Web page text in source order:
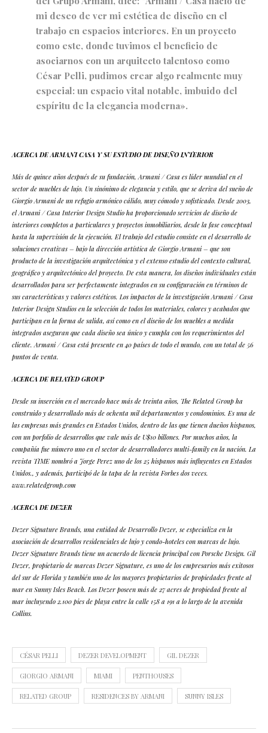
mi deseo de ver mi estética de diseño en el
trabajo en espacios interiores. En un proyecto
como este, donde tuvimos el beneficio de
asociarnos con un arquitecto talentoso como
César Pelli, pudimos crear algo realmente muy
especial: un espacio vital notable, imbuido del
espíritu de la elegancia moderna».
ACERCA DE ARMANI CASA Y SU ESTUDIO DE DISEÑO INTERIOR
Más de quince años después de su fundación, Armani / Casa es líder mundial en el
sector de muebles de lujo. Un sinónimo de elegancia y estilo, que se deriva del sueño de
Giorgio Armani de un refugio armónico cálido, muy cómodo y sofisticado. Desde 2003,
el Armani / Casa Interior Design Studio ha proporcionado servicios de diseño de
interiores completos a particulares y proyectos inmobiliarios, desde la fase conceptual
hasta la supervisión de la ejecución. El trabajo del estudio consiste en el desarrollo de
soluciones creativas – bajo la dirección artística de Giorgio Armani – que son
producto de la investigación arquitectónica y el extenso estudio del contexto cultural,
geográfico y arquitectónico del proyecto. De esta manera, los diseños individuales están
desarrollados para ser perfectamente integrados en su configuración en términos de
sus características y valores estéticos. Los impactos de la investigación Armani / Casa
Interior Design Studios en la selección de todos los materiales, colores y acabados que
participan en la forma de salida, así como en el diseño de los muebles a medida
integrados aseguran que cada diseño sea único y cumpla con los requerimientos del
cliente. Armani / Casa está presente en 40 países de todo el mundo, con un total de 56
puntos de venta.
ACERCA DE RELATED GROUP
Desde su inserción en el mercado hace más de treinta años, The Related Group ha
construido y desarrollado más de ochenta mil departamentos y condominios. Es una de
las empresas más grandes en Estados Unidos, dentro de las que tienen dueños hispanos,
con un porfolio de desarrollos que vale más de U$10 billones. Por muchos años, la
compañía fue número uno en el sector de desarrolladores multi-family en la nación. La
revista TIME nombró a Jorge Perez uno de los 25 hispanos más influyentes en Estados
Unidos., y además, participó de la tapa de la revista Forbes dos veces.
www.relatedgroup.com
ACERCA DE DEZER
Dezer Signature Brands, una entidad de Desarrollo Dezer, se especializa en la
asociación de desarrollos residenciales de lujo y condo-hoteles con marcas de lujo.
Dezer Signature Brands tiene un acuerdo de licencia principal con Porsche Design. Gil
Dezer, propietario de marcas Dezer Signature, es uno de los empresarios más exitosos
del sur de Florida y también uno de los mayores propietarios de propiedades frente al
mar en Sunny Isles Beach. Los Dezer poseen más de 27 acres de propiedad frente al
mar incluyendo 2.100 pies de playa entre la calle 158 a 191 a lo largo de la avenida
Collins.
CÉSAR PELLI DEZER DEVELOPMENT GIL DEZER
GIORGIO ARMANI MIAMI PENTHOUSES
RELATED GROUP RESIDENCES BY ARMANI SUNNY ISLES